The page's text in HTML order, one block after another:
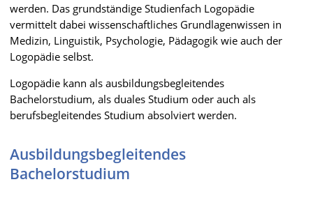
werden. Das grundständige Studienfach Logopädie
vermittelt dabei wissenschaftliches Grundlagenwissen in
Medizin, Linguistik, Psychologie, Pädagogik wie auch der
Logopädie selbst.
Logopädie kann als ausbildungsbegleitendes
Bachelorstudium, als duales Studium oder auch als
berufsbegleitendes Studium absolviert werden.
Ausbildungsbegleitendes
Bachelorstudium